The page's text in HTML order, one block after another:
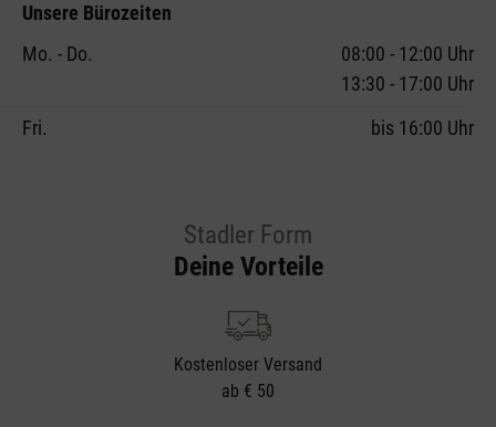
Unsere Bürozeiten
Mo. - Do.
08:00 - 12:00 Uhr
13:30 - 17:00 Uhr
Fri.
bis 16:00 Uhr
Stadler Form
Deine Vorteile
Kostenloser Versand
ab € 50